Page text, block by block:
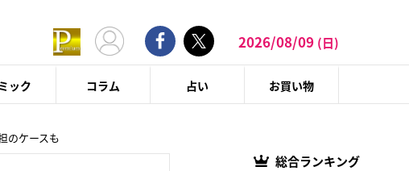
2026/08/09 (日)
ック コラム 占い お買い物
のケースも
総合ランキング